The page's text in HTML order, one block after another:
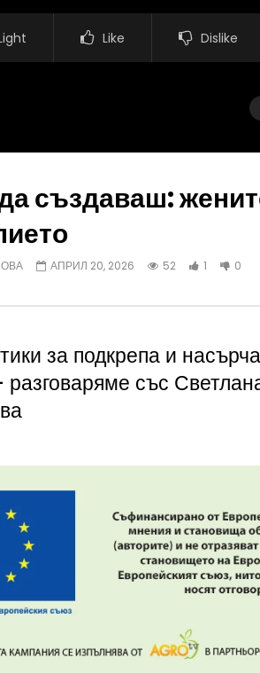
Like Dislike
Иновациите
създаваш:
АПРИЛ 20, 2026 52 1 0
за подкрепа и
със